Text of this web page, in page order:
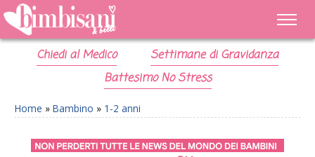
Chiedi al Medico
Settimane di Gravidanza
Battesimo No Stress
Home » Bambino » 1-2 anni